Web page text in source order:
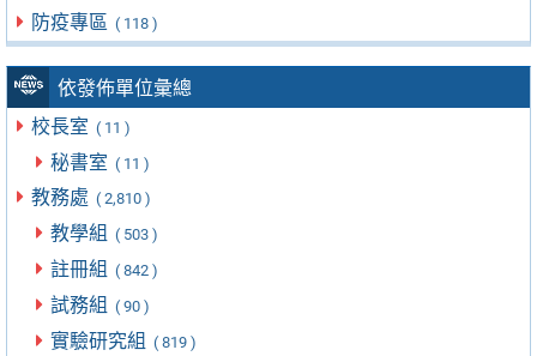
防疫專區 ( 118 )
依發佈單位彙總
校長室 ( 11 )
秘書室 ( 11 )
教務處 ( 2,810 )
教學組 ( 503 )
註冊組 ( 842 )
試務組 ( 90 )
實驗研究組 ( 819 )